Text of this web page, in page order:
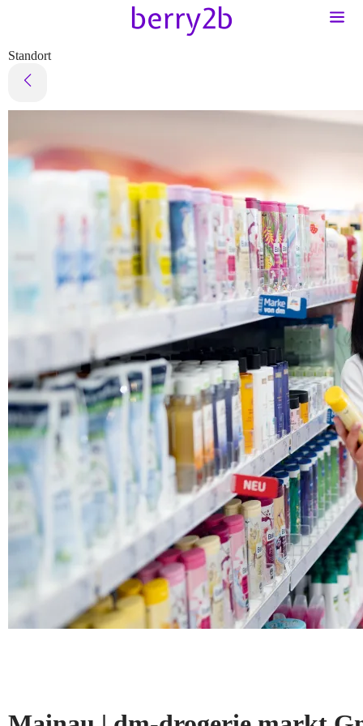
Standort